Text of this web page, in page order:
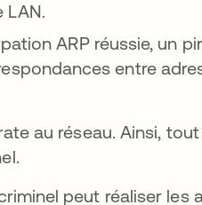
LAN.
ARP réussie, un
entre
au réseau. Ainsi,
peut réaliser les